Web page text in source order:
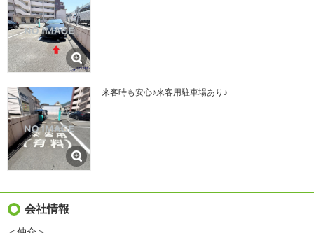
来客時も安心♪来客用駐車場あり♪
会社情報